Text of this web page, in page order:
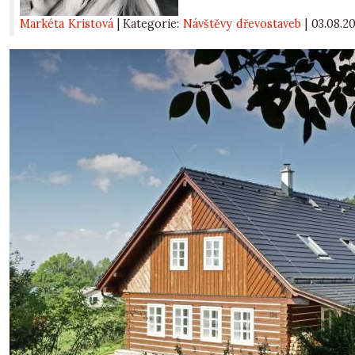
Markéta Kristová | Kategorie:Návštěvy dřevostaveb